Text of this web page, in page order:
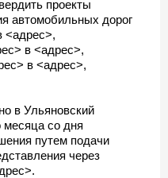
проекты
автомобильных дорог
<адрес>,
в <адрес>,
в <адрес>,
в Ульяновский
месяца со дня
путем подачи
через